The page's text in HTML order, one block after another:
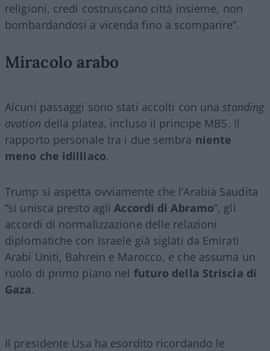
religioni, credi costruiscano città insieme, non
bombardandosi a vicenda fino a scomparire”.
Miracolo arabo
Alcuni passaggi sono stati accolti con unastanding
ovation della platea, incluso il principe MBS. Il
rapporto personale tra i due sembra niente
meno che idilliaco.
Trump si aspetta ovviamente che l’Arabia Saudita
“si unisca presto agliAccordi di Abramo“, gli
accordi di normalizzazione delle relazioni
diplomatiche con Israele già siglati da Emirati
Arabi Uniti, Bahrein e Marocco, e che assuma un
ruolo di primo piano nel futuro della Striscia di
Gaza.
Il presidente Usa ha esordito ricordando le